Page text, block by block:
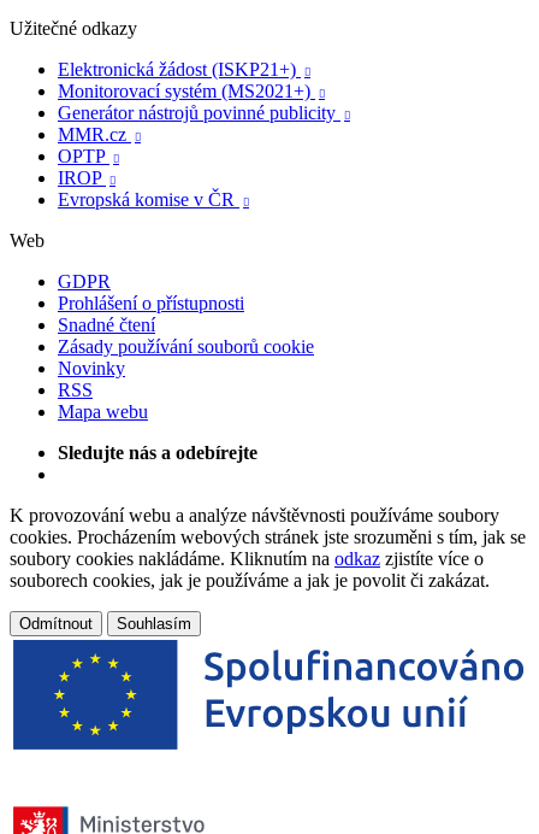
Užitečné odkazy
Elektronická žádost (ISKP21+)

Monitorovací systém (MS2021+) 
Generátor nástrojů povinné publicity 
MMR.cz 
OPTP 
IROP 
Evropská komise v ČR 
Web
GDPR
Prohlášení o přístupnosti
Snadné čtení
Zásady používání souborů cookie
Novinky
RSS
Mapa webu
Sledujte nás a odebírejte
K provozování webu a analýze návštěvnosti používáme soubory
cookies. Procházením webových stránek jste srozuměni s tím, jak se
soubory cookies nakládáme. Kliknutím na odkaz zjistíte více o
souborech cookies, jak je používáme a jak je povolit či zakázat.
Odmítnout Souhlasím